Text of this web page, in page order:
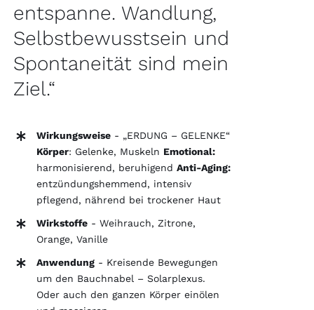
entspanne. Wandlung,
Selbstbewusstsein und
Spontaneität sind mein
Ziel.“
Wirkungsweise - „ERDUNG – GELENKE“
Körper: Gelenke, Muskeln Emotional:
harmonisierend, beruhigendAnti-Aging:
entzündungshemmend, intensiv
pflegend, nährend bei trockener Haut
Wirkstoffe - Weihrauch, Zitrone,
Orange, Vanille
Anwendung - Kreisende Bewegungen
um den Bauchnabel – Solarplexus.
Oder auch den ganzen Körper einölen